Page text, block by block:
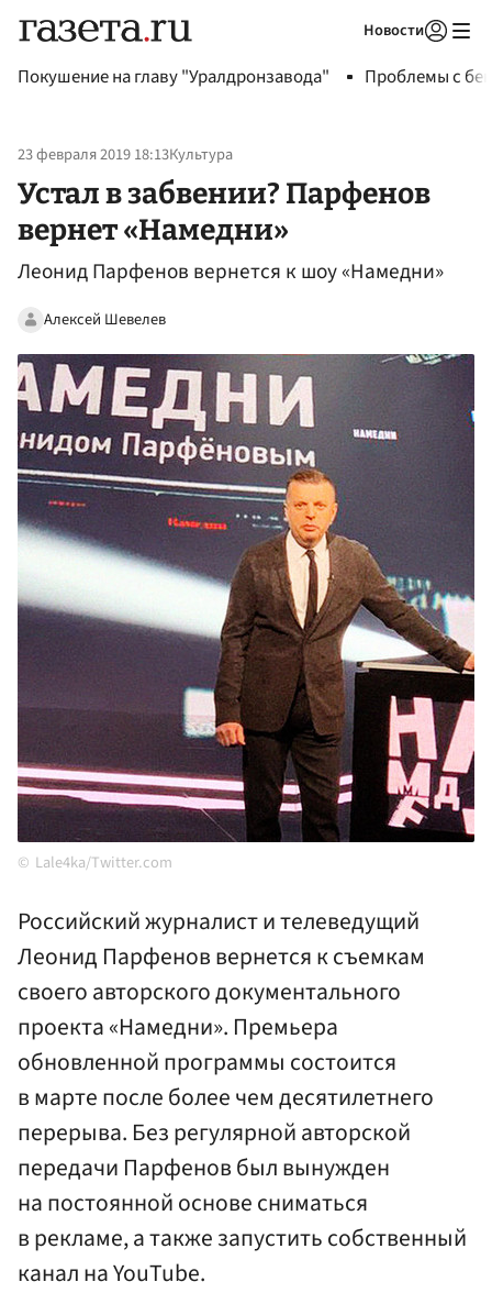
Новости
Покушение на главу "Уралдронзавода" Проблемы с
23 февраля 2019 18:13Культура
Устал в забвении? Парфенов
вернет «Намедни»
Леонид Парфенов вернется к шоу «Намедни»
Алексей Шевелев
Lale4ka/Twitter.com
Российский журналист и телеведущий
Леонид Парфенов вернется к съемкам
своего авторского документального
проекта «Намедни». Премьера
обновленной программы состоится
в марте после более чем десятилетнего
перерыва. Без регулярной авторской
передачи Парфенов был вынужден
на постоянной основе сниматься
в рекламе, а также запустить собственный
канал на YouTube.